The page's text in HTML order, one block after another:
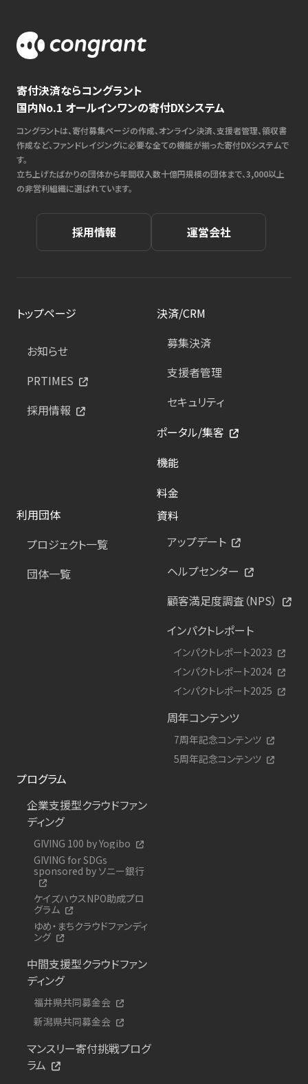
寄付決済ならコングラント
国内No.1 オールインワンの寄付DXシステム
コングラントは、寄付募集ページの作成、オンライン決済、支援者管理、領収書
作成など、ファンドレイジングに必要な全ての機能が揃った寄付DXシステムで
す。
立ち上げたばかりの団体から年間収入数十億円規模の団体まで、3,000以上
の非営利組織に選ばれています。
採用情報 運営会社
トップページ
お知らせ
PRTIMES
採用情報
決済/CRM
募集決済
支援者管理
セキュリティ
ポータル/集客
機能
料金
利用団体
プロジェクト一覧
団体一覧
資料
アップデート
ヘルプセンター
顧客満足度調査（NPS）
インパクトレポート
インパクトレポート2023
インパクトレポート2024
インパクトレポート2025
周年コンテンツ
7周年記念コンテンツ
5周年記念コンテンツ
プログラム
企業支援型クラウドファン
ディング
GIVING 100 by Yogibo
GIVING for SDGs
sponsored by ソニー銀行
ケイズハウスNPO助成プロ
グラム
ゆめ・まちクラウドファンディ
ング
中間支援型クラウドファン
ディング
福井県共同募金会
新潟県共同募金会
マンスリー寄付挑戦プログ
ラム